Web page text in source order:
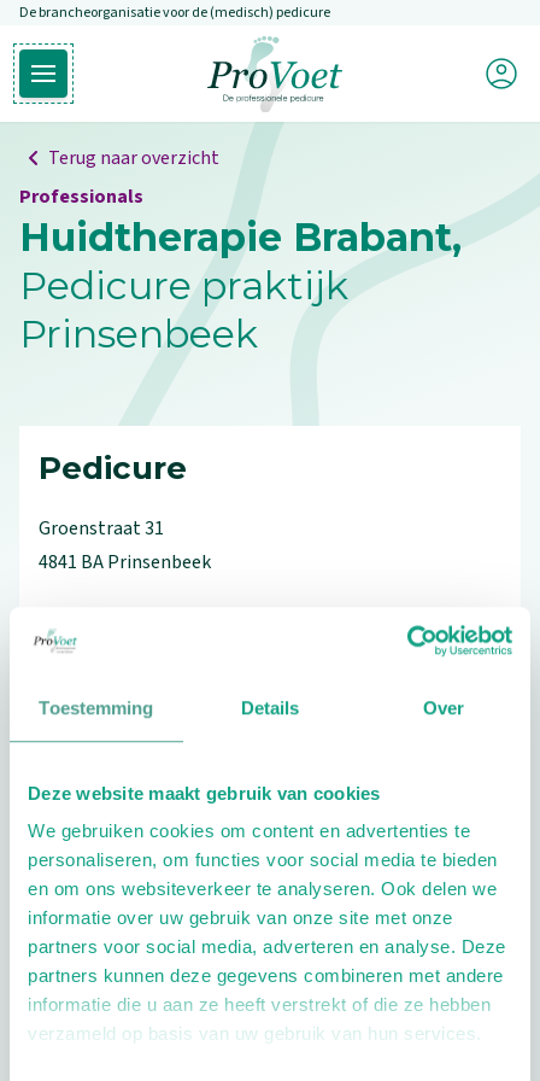
Toestemming Details Over
Deze website maakt gebruik van cookies
We gebruiken cookies om content en advertenties te
personaliseren, om functies voor social media te bieden
en om ons websiteverkeer te analyseren. Ook delen we
informatie over uw gebruik van onze site met onze
partners voor social media, adverteren en analyse. Deze
partners kunnen deze gegevens combineren met andere
informatie die u aan ze heeft verstrekt of die ze hebben
verzameld op basis van uw gebruik van hun services.
Overslaan en naar de inhoud gaan
De brancheorganisatie voor de (medisch) pedicure
Open hoofdmenu
Ga naar de homepagina
Mijn
Terug naar overzicht
Professionals
Huidtherapie Brabant,
Pedicure praktijk
Prinsenbeek
Pedicure
Groenstraat31
4841 BAPrinsenbeek
Bezoek de website
Schrijf ook een review
Openingstijden